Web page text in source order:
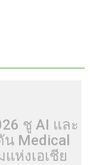
ชู AI และ
Medical
ห่งเอเชีย